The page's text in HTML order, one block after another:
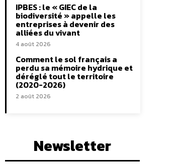
IPBES : le « GIEC de la
biodiversité » appelle les
entreprises à devenir des
alliées du vivant
4 août 2026
Comment le sol français a
perdu sa mémoire hydrique et
déréglé tout le territoire
(2020-2026)
2 août 2026
Newsletter